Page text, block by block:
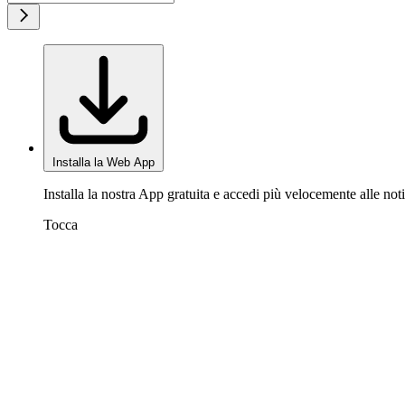
Installa la Web App
Installa la nostra App gratuita e accedi più velocemente alle
Tocca